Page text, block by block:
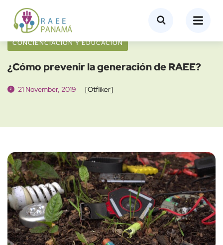
CONCIENCIACIÓN Y EDUCACIÓN
¿Cómo prevenir la generación de RAEE?
21 November, 2019 [otfliker]